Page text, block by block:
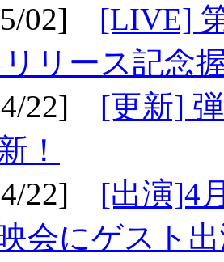
02] [LIVE]
リース記念
22] [更新]
！
22] [出演]4
会にゲスト